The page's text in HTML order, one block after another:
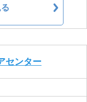
センター